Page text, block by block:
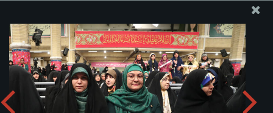
پایگاه اطلاع رسانی دفتر مقام معظم رهبری
ارسال نامه
وجوهات
دیدار هزاران نفر از زنان و دختران دریافت آلبوم: